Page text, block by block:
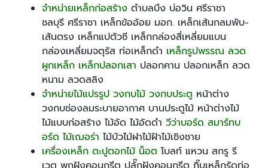
จำหน่ายเหล็กก่อสร้าง ตำบลบึง บ่อวิน ศรีราชา
ชลบุรี ศรีราชา เหล็กข้ออ้อย มอก. เหล็กเส้นกลมพับ-
เส้นตรง เหล็กแปตัวซี เหล็กกล่องสี่เหลี่ยมแบน
กล่องเหลี่ยมจตุรัส ท่อเหล็กดำ เหล็กรูปพรรณ ลวด
ผูกเหล็ก เหล็กปลอกเสา ปลอกคาน ปลอกเหล็ก ลวด
หนาม ลวดสลิง
จำหน่ายไม้แปรรูป วงกบไม้ วงกบประตู หน้าต่าง
วงกบช่องลมระบายอากาศ บานประตูไม้ หน้าต่างไม้
ไม้แบบก่อสร้าง ไม้อัด ไม้อัดดำ วีว่าบอร์ด สมาร์ทบ
อร์ด ไม้เฌอร่า ไม้บัวไม้ฝาไม้ฝ้าไม้เชิงชาย
เครื่องเหล็ก ตะปูตอกไม้ น็อต โบลท์ แหวน สกรู รี